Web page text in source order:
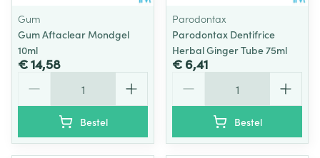
Gum
Gum Aftaclear Mondgel
10ml
€ 14,58
Bestel
Parodontax
Parodontax Dentifrice
Herbal Ginger Tube 75ml
€ 6,41
Bestel